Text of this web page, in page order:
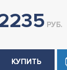
РУБ.
КУПИТЬ